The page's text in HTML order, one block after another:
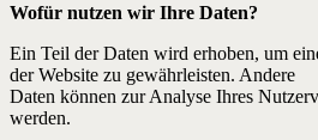
Wofür nutzen wir Ihre Daten?
Ein Teil der Daten wird erhoben, um
der Website zu gewährleisten. Andere
Daten können zur Analyse Ihres
werden.